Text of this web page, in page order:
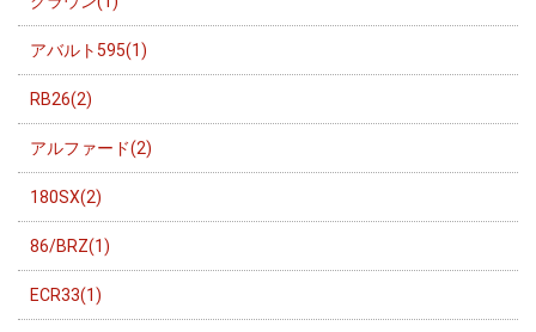
アバルト595(1)
RB26(2)
アルファード(2)
180SX(2)
86/BRZ(1)
ECR33(1)